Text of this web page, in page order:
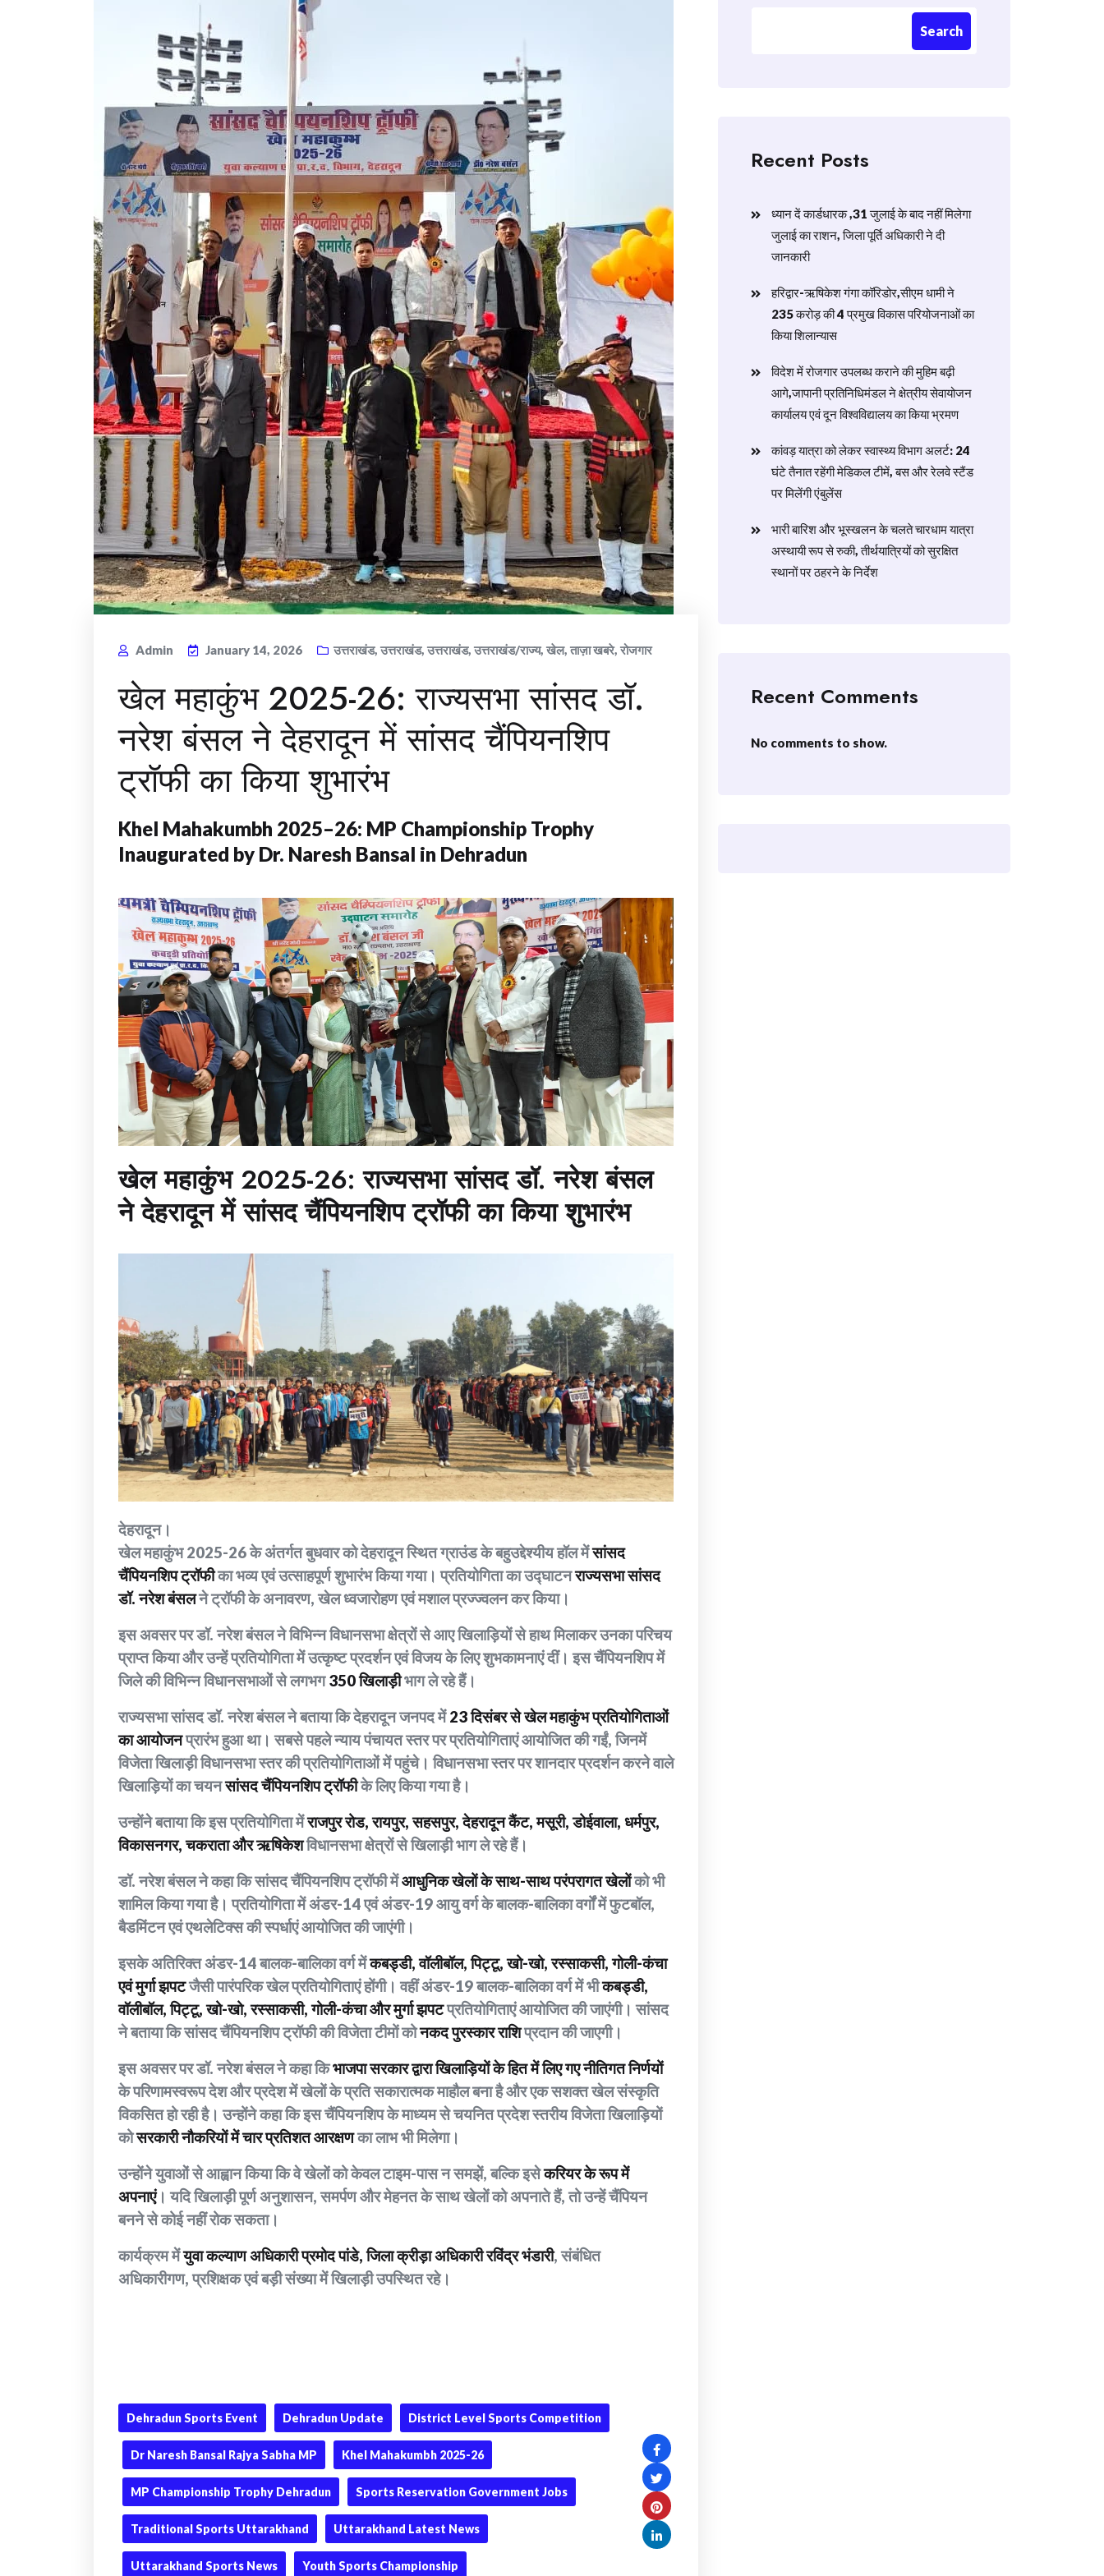
Admin January 14, 2026 उत्तराखंड, उत्तराखंड, उत्तराखंड, उत्तराखंड/राज्य, खेल, ताज़ा खबरे, रोजगार
खेल महाकुंभ 2025-26: राज्यसभा सांसद डॉ.
नरेश बंसल ने देहरादून में सांसद चैंपियनशिप
ट्रॉफी का किया शुभारंभ
Khel Mahakumbh 2025–26: MP Championship Trophy
Inaugurated by Dr. Naresh Bansal in Dehradun
खेल महाकुंभ 2025-26: राज्यसभा सांसद डॉ. नरेश बंसल
ने देहरादून में सांसद चैंपियनशिप ट्रॉफी का किया शुभारंभ
देहरादून।
खेल महाकुंभ 2025-26 के अंतर्गत बुधवार को देहरादून स्थित ग्राउंड के बहुउद्देश्यीय हॉल मेंसांसद
चैंपियनशिप ट्रॉफीका भव्य एवं उत्साहपूर्ण शुभारंभ किया गया। प्रतियोगिता का उद्घाटनराज्यसभा सांसद
डॉ. नरेश बंसलने ट्रॉफी के अनावरण, खेल ध्वजारोहण एवं मशाल प्रज्ज्वलन कर किया।
इस अवसर पर डॉ. नरेश बंसल ने विभिन्न विधानसभा क्षेत्रों से आए खिलाड़ियों से हाथ मिलाकर उनका परिचय
प्राप्त किया और उन्हें प्रतियोगिता में उत्कृष्ट प्रदर्शन एवं विजय के लिए शुभकामनाएं दीं। इस चैंपियनशिप में
जिले की विभिन्न विधानसभाओं से लगभग350 खिलाड़ीभाग ले रहे हैं।
राज्यसभा सांसद डॉ. नरेश बंसल ने बताया कि देहरादून जनपद में23 दिसंबर से खेल महाकुंभ प्रतियोगिताओं
का आयोजनप्रारंभ हुआ था। सबसे पहले न्याय पंचायत स्तर पर प्रतियोगिताएं आयोजित की गईं, जिनमें
विजेता खिलाड़ी विधानसभा स्तर की प्रतियोगिताओं में पहुंचे। विधानसभा स्तर पर शानदार प्रदर्शन करने वाले
खिलाड़ियों का चयनसांसद चैंपियनशिप ट्रॉफीके लिए किया गया है।
उन्होंने बताया कि इस प्रतियोगिता मेंराजपुर रोड, रायपुर, सहसपुर, देहरादून कैंट, मसूरी, डोईवाला, धर्मपुर,
विकासनगर, चकराता और ऋषिकेशविधानसभा क्षेत्रों से खिलाड़ी भाग ले रहे हैं।
डॉ. नरेश बंसल ने कहा कि सांसद चैंपियनशिप ट्रॉफी मेंआधुनिक खेलों के साथ-साथ परंपरागत खेलोंको भी
शामिल किया गया है। प्रतियोगिता में अंडर-14 एवं अंडर-19 आयु वर्ग के बालक-बालिका वर्गों में फुटबॉल,
बैडमिंटन एवं एथलेटिक्स की स्पर्धाएं आयोजित की जाएंगी।
इसके अतिरिक्त अंडर-14 बालक-बालिका वर्ग मेंकबड्डी, वॉलीबॉल, पिट्टू, खो-खो, रस्साकसी, गोली-कंचा
एवं मुर्गा झपटजैसी पारंपरिक खेल प्रतियोगिताएं होंगी। वहीं अंडर-19 बालक-बालिका वर्ग में भीकबड्डी,
वॉलीबॉल, पिट्टू, खो-खो, रस्साकसी, गोली-कंचा और मुर्गा झपटप्रतियोगिताएं आयोजित की जाएंगी। सांसद
ने बताया कि सांसद चैंपियनशिप ट्रॉफी की विजेता टीमों कोनकद पुरस्कार राशिप्रदान की जाएगी।
इस अवसर पर डॉ. नरेश बंसल ने कहा किभाजपा सरकार द्वारा खिलाड़ियों के हित में लिए गए नीतिगत निर्णयों
के परिणामस्वरूप देश और प्रदेश में खेलों के प्रति सकारात्मक माहौल बना है और एक सशक्त खेल संस्कृति
विकसित हो रही है। उन्होंने कहा कि इस चैंपियनशिप के माध्यम से चयनित प्रदेश स्तरीय विजेता खिलाड़ियों
कोसरकारी नौकरियों में चार प्रतिशत आरक्षणका लाभ भी मिलेगा।
उन्होंने युवाओं से आह्वान किया कि वे खेलों को केवल टाइम-पास न समझें, बल्कि इसेकरियर के रूप में
अपनाएं। यदि खिलाड़ी पूर्ण अनुशासन, समर्पण और मेहनत के साथ खेलों को अपनाते हैं, तो उन्हें चैंपियन
बनने से कोई नहीं रोक सकता।
कार्यक्रम मेंयुवा कल्याण अधिकारी प्रमोद पांडे, जिला क्रीड़ा अधिकारी रविंद्र भंडारी, संबंधित
अधिकारीगण, प्रशिक्षक एवं बड़ी संख्या में खिलाड़ी उपस्थित रहे।
Dehradun Sports Event Dehradun Update District Level Sports Competition
Dr Naresh Bansal Rajya Sabha MP Khel Mahakumbh 2025-26
MP Championship Trophy Dehradun Sports Reservation Government Jobs
Traditional Sports Uttarakhand Uttarakhand Latest News
Uttarakhand Sports News Youth Sports Championship
Search
Recent Posts
ध्यान दें कार्डधारक ,31 जुलाई के बाद नहीं मिलेगा
जुलाई का राशन, जिला पूर्ति अधिकारी ने दी
जानकारी
हरिद्वार-ऋषिकेश गंगा कॉरिडोर,सीएम धामी ने
235 करोड़ की 4 प्रमुख विकास परियोजनाओं का
किया शिलान्यास
विदेश में रोजगार उपलब्ध कराने की मुहिम बढ़ी
आगे,जापानी प्रतिनिधिमंडल ने क्षेत्रीय सेवायोजन
कार्यालय एवं दून विश्वविद्यालय का किया भ्रमण
​कांवड़ यात्रा को लेकर स्वास्थ्य विभाग अलर्ट: 24
घंटे तैनात रहेंगी मेडिकल टीमें, बस और रेलवे स्टैंड
पर मिलेंगी एंबुलेंस
​भारी बारिश और भूस्खलन के चलते चारधाम यात्रा
अस्थायी रूप से रुकी, तीर्थयात्रियों को सुरक्षित
स्थानों पर ठहरने के निर्देश
Recent Comments
No comments to show.